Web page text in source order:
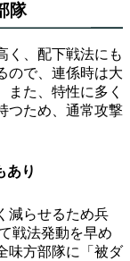
隊
く、配下戦法にも
ので、連係時は大
また、特性に多く
つため、通常攻撃
あり
減らせるため兵
戦法発動を早め
味方部隊に「被ダ